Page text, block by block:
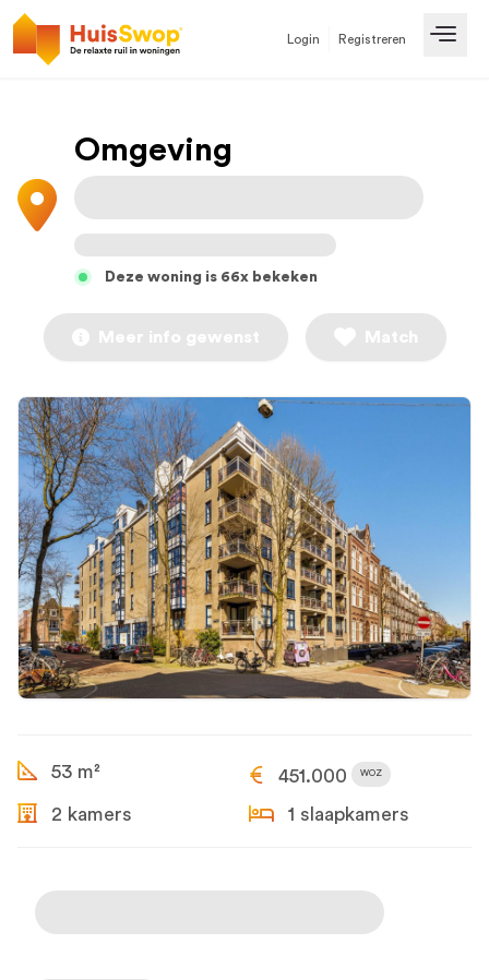
Login Registreren
Omgeving
Deze woning is 66x bekeken
Meer info gewenst Match
53 m² 451.000 WOZ
2 kamers 1 slaapkamers